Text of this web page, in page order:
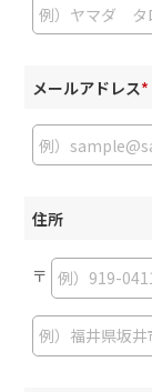
メールアドレス*
住所
〒